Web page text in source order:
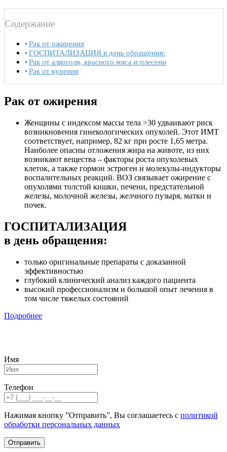
Содержание
Рак от ожирения
ГОСПИТАЛИЗАЦИЯ в день обращения:
Рак от алкоголя, красного мяса и плесени
Рак от курения
Рак от ожирения
Женщины с индексом массы тела >30 удваивают риск
возникновения гинекологических опухолей. Этот ИМТ
соответствует, например, 82 кг при росте 1,65 метра.
Наиболее опасны отложения жира на животе, из них
возникают вещества – факторы роста опухолевых
клеток, а также гормон эстроген и молекулы-индукторы
воспалительных реакций. ВОЗ связывает ожирение с
опухолями толстой кишки, печени, предстательной
железы, молочной железы, желчного пузыря, матки и
почек.
ГОСПИТАЛИЗАЦИЯ
в день обращения:
только оригинальные препараты с доказанной
эффективностью
глубокий клинический анализ каждого пациента
высокий профессионализм и большой опыт лечения в
том числе тяжелых состояний
Подробнее
Имя
Телефон
Нажимая кнопку ”Отправить”, Вы соглашаетесь с политикой
обработки персональных данных
Отправить